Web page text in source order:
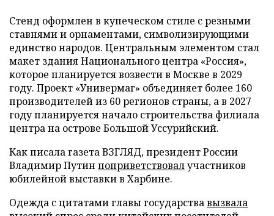
Стенд оформлен в купеческом стиле с резными
ставнями и орнаментами, символизирующими
единство народов. Центральным элементом стал
макет здания Национального центра «Россия»,
которое планируется возвести в Москве в 2029
году. Проект «Универмаг» объединяет более 160
производителей из 60 регионов страны, а в 2027
году планируется начало строительства филиала
центра на острове Большой Уссурийский.
Как писала газета ВЗГЛЯД, президент России
Владимир Путин поприветствовалучастников
юбилейной выставки в Харбине.
Одежда с цитатами главы государствавызвала